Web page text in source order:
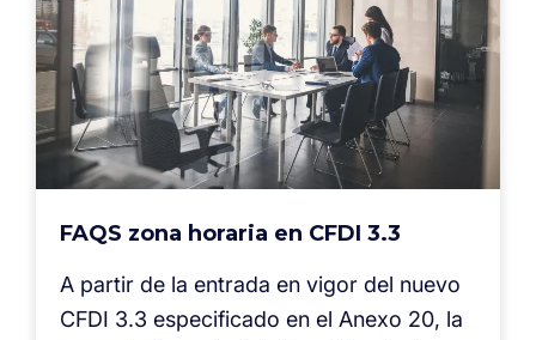
FAQS zona horaria en CFDI 3.3
A partir de la entrada en vigor del nuevo
CFDI 3.3 especificado en el Anexo 20, la